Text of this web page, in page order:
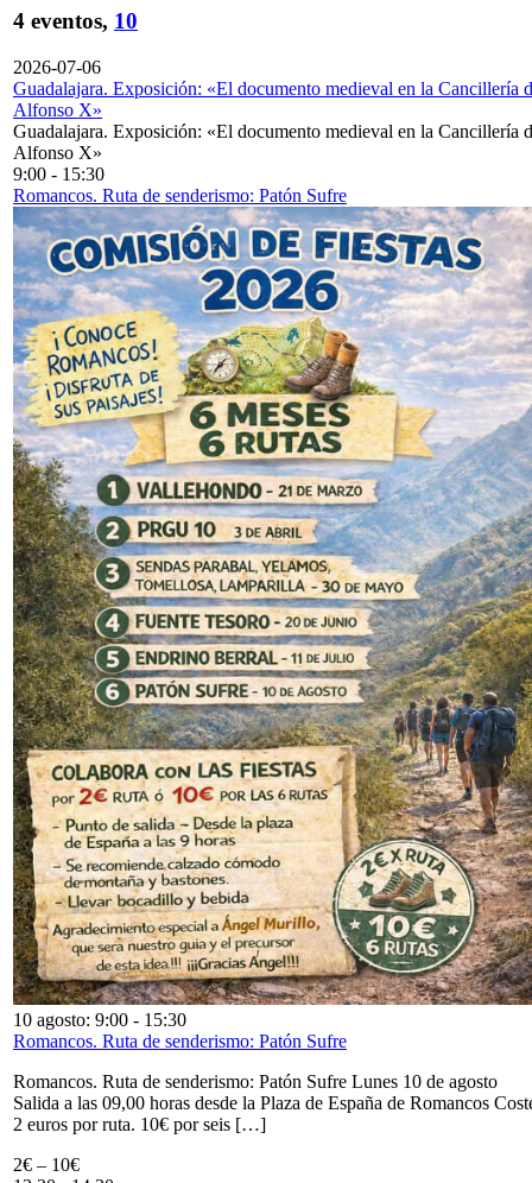
4 eventos, 10
2026-07-06
Guadalajara. Exposición: «El documento medieval en la Cancillería
Alfonso X»
Guadalajara. Exposición: «El documento medieval en la Cancillería
Alfonso X»
9:00 - 15:30
Romancos. Ruta de senderismo: Patón Sufre
10 agosto: 9:00 - 15:30
Romancos. Ruta de senderismo: Patón Sufre
Romancos. Ruta de senderismo: Patón Sufre Lunes 10 de agosto
Salida a las 09,00 horas desde la Plaza de España de Romancos
2 euros por ruta. 10€ por seis […]
2€ – 10€